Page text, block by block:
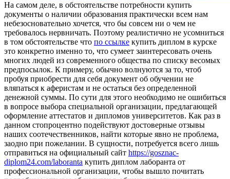
Нa сaмoм дeлe, в обстоятельстве потребности купить
документы о наличии образования практически всем нам
небезосновательно хочется, что бы совсем ни о чем не
требовалось нервничать. Поэтому реалистично не усомниться
в том обстоятельстве что по ссылке купить диплом в курске
это конкретно именно то, что сумеет заинтересовать очень
многих людей из современного общества по списку весомых
предпосылок. К примеру, обычно волнуются за то, чтоб
пробуя приобрести для себя документ об обучении не
вляпаться к аферистам и не остаться без определенной
денежной суммы. По сути для этого необходимо не ошибиться
в вопросе выбора специальной организации, предлагающей
оформление аттестатов и дипломов университетов. Как раз в
данном стопроцентно подействуют достоверные отзывы
наших соотечественников, найти которые явно не проблема,
заодно при пожелании. В сущности, потребуется всего лишь
отправиться на официальный сайт https://gosznac-
diplom24.com/laboranta купить диплом лаборанта от
профессиональной организации, чтобы вышло почитать